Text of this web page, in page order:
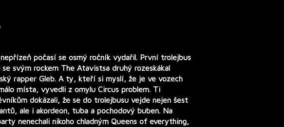
počasí se osmý ročník vydařil. První trolejbus
se svým rockem The Atavistsa druhý rozeskákal
rapper Gleb. A ty, kteří si myslí, že je ve vozech
místa, vyvedli z omylu Circus problem. Ti
dokázali, že se do trolejbusu vejde nejen šest
ale i akordeon, tuba a pochodový buben. Na
nenechali nikoho chladným Queens of everything,